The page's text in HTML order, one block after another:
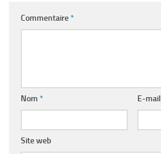
Commentaire*
Nom * E-mail
Site web